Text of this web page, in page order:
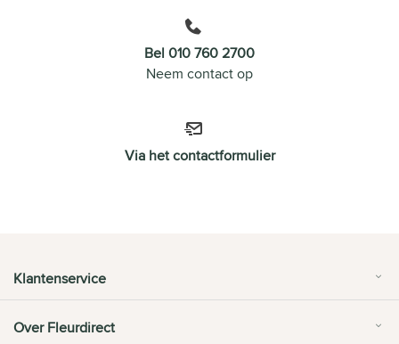
Bel 010 760 2700
Neem contact op
Via het contactformulier
Klantenservice
Over Fleurdirect